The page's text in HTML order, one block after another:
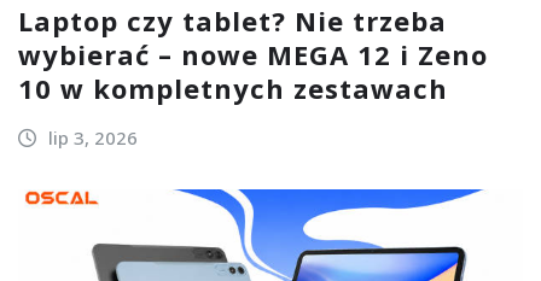
Laptop czy tablet? Nie trzeba
wybierać – nowe MEGA 12 i Zeno
10 w kompletnych zestawach
lip 3, 2026